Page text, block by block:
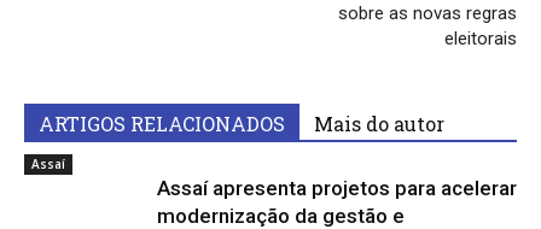
sobre as novas regras
eleitorais
ARTIGOS RELACIONADOS Mais do autor
Assaí
Assaí apresenta projetos para acelerar
modernização da gestão e